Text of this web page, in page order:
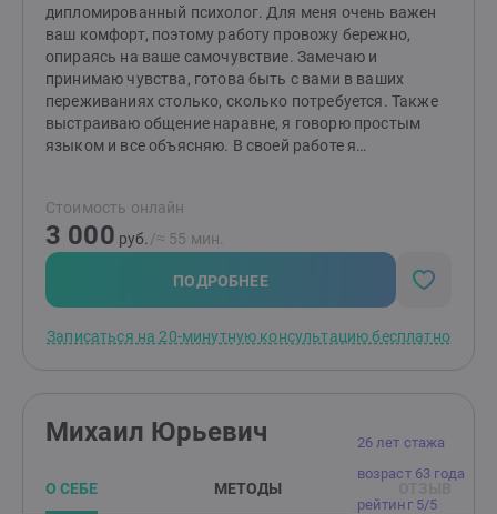
дипломированный психолог. Для меня очень важен
ваш комфорт, поэтому работу провожу бережно,
опираясь на ваше самочувствие. Замечаю и
принимаю чувства, готова быть с вами в ваших
переживаниях столько, сколько потребуется. Также
выстраиваю общение наравне, я говорю простым
языком и все объясняю. В своей работе я
работаю в подходе ACT (терапия принятия и
ответственности) и CFT (терапия, сфокусированная
на сострадании). Эти подходы помогают клиентам
сделать свою жизнь лучше за счет повышения
осознанности, поиска внутренних ценностей и
CFT (ТФС) - это помочь клиентам изменить их
Принятие и Осознанность для развития
человеку действовать в соответствии со своими
ценностями.Считаю, что моя задача — дать вам
Стоимость онлайн
3 000 руб. /≈ 55 мин.
ПОДРОБНЕЕ
Записаться на 20-минутную консультацию бесплатно
26 лет стажа
возраст 63 года
рейтинг 5/5
Михаил Юрьевич
О СЕБЕ МЕТОДЫ